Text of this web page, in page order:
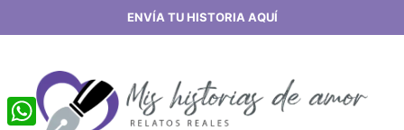
al
ENVÍA TU HISTORIA AQUÍ